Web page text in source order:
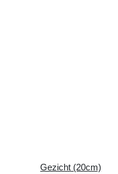
Gezicht (20cm)